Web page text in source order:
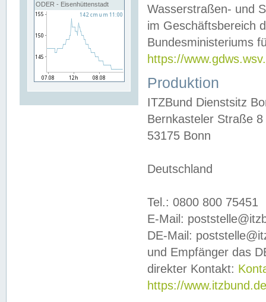
ODER - Eisenhüttenstadt
Wasserstraßen- und
im Geschäftsbereich
Bundesministeriums
https://
Produktion
ITZBund Dienstsitz
Bernkasteler Straße 8
53175 Bonn
Deutschland
Tel.: 0800 800 75451
E-Mail:
DE-Mail:
und Empfänger das
direkter Kontakt:
https://